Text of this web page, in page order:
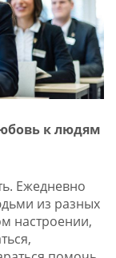
к людям
Ежедневно
из разных
настроении,